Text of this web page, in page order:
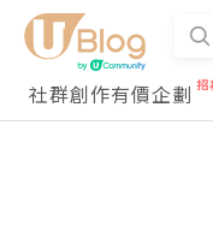
社群創作有價企劃